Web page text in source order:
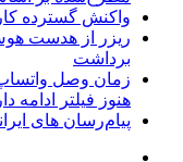
واکنش گسترده
برداشت
زمان وصل واتساپ،
هنوز فیلتر ادامه
پیام‌رسان‌ های